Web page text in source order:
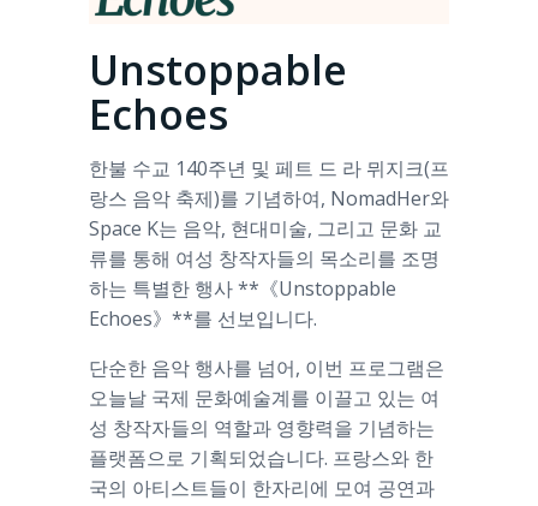
Unstoppable
Echoes
한불 수교 140주년 및 페트 드 라 뮈지크(프
랑스 음악 축제)를 기념하여, NomadHer와
Space K는 음악, 현대미술, 그리고 문화 교
류를 통해 여성 창작자들의 목소리를 조명
하는 특별한 행사 **《Unstoppable
Echoes》**를 선보입니다.
단순한 음악 행사를 넘어, 이번 프로그램은
오늘날 국제 문화예술계를 이끌고 있는 여
성 창작자들의 역할과 영향력을 기념하는
플랫폼으로 기획되었습니다. 프랑스와 한
국의 아티스트들이 한자리에 모여 공연과